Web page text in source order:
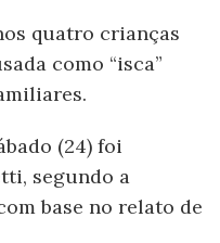
quatro crianças
como “isca”
(24) foi
segundo a
base no relato de